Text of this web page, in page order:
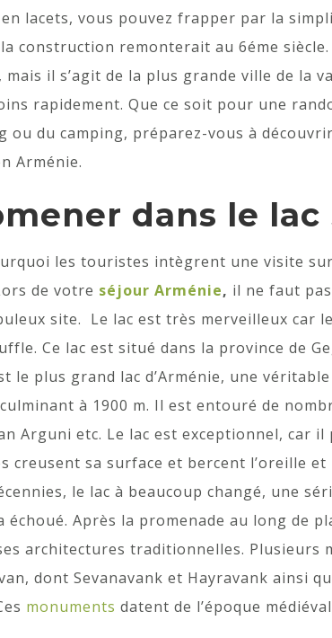
lacets, vous pouvez frapper par la
construction remonterait au 6éme
il s’agit de la plus grande ville de la
rapidement. Que ce soit pour une
ou du camping, préparez-vous à
Arménie.
dans le lac
les touristes intègrent une visite
de votre séjour Arménie, il ne faut
site. Le lac est très merveilleux car
Ce lac est situé dans la province de
le plus grand lac d’Arménie, une
à 1900 m. Il est entouré de
Arguni etc. Le lac est exceptionnel, car
creusent sa surface et bercent l’oreille
le lac à beaucoup changé, une
échoué. Après la promenade au long de
architectures traditionnelles. Plusieurs
dont Sevanavank et Hayravank ainsi
monuments datent de l’époque